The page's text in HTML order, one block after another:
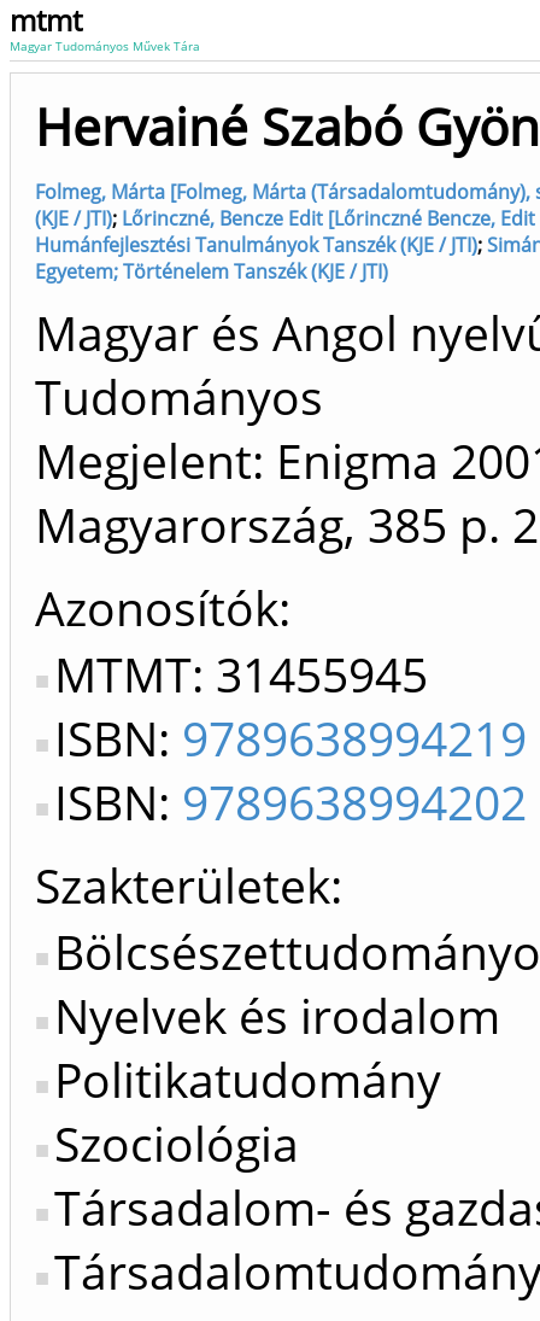
mtmt
Magyar Tudományos Művek Tára
Hervainé Szabó
Folmeg, Márta [Folmeg, Márta (Társadalomtudomány),
(KJE / JTI); Lőrinczné, Bencze Edit [Lőrinczné Bencze,
Humánfejlesztési Tanulmányok Tanszék (KJE / JTI);
Egyetem; Történelem Tanszék (KJE / JTI)
Magyar és Angol
Tudományos
Megjelent: Enigma
Magyarország, 385 p.
Azonosítók
MTMT: 31455945
ISBN: 9789638994219
ISBN: 9789638994202
Szakterületek:
Nyelvek és irodalom
Politikatudomány
Szociológia
Társadalom- és